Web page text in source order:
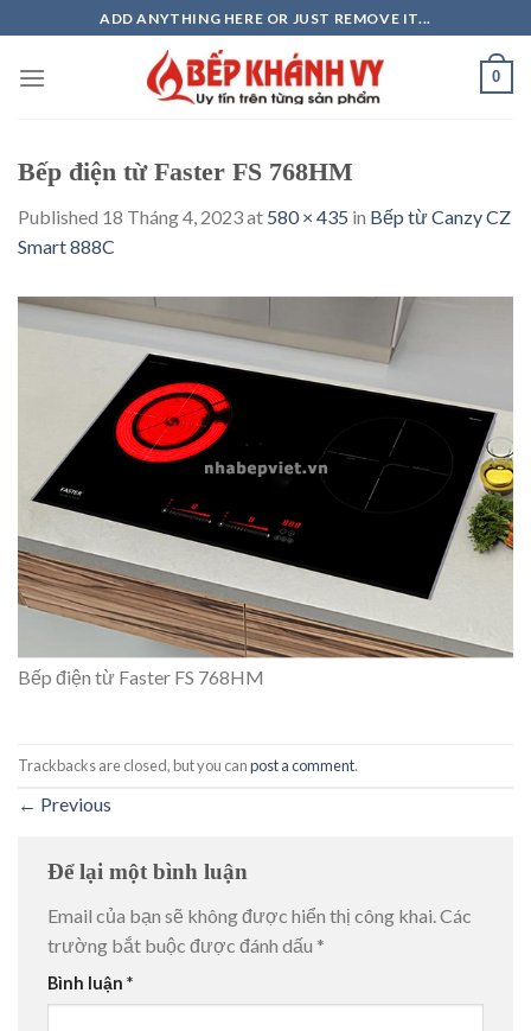
to
content
ADD ANYTHING HERE OR JUST REMOVE IT...
0
Bếp điện từ Faster FS 768HM
Published 18 Tháng 4, 2023at 580 × 435 in Bếp từ Canzy CZ
Smart 888C
Bếp điện từ Faster FS 768HM
Trackbacks are closed, but you canpost a comment.
← Previous
Để lại một bình luận
Email của bạn sẽ không được hiển thị công khai.Các
trường bắt buộc được đánh dấu *
Bình luận *